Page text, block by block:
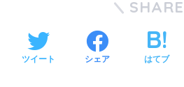
SHARE
ツイート シェア はてブ